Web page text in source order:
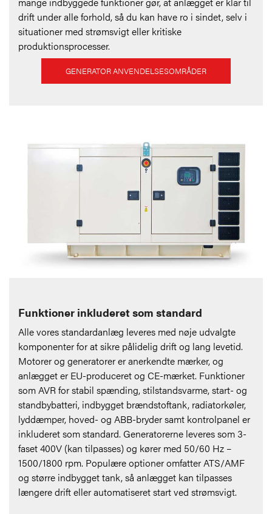
drift under alle forhold, så du kan have ro i sindet, selv i
situationer med strømsvigt eller kritiske
produktionsprocesser.
GENERATOR ANVENDELSESOMRÅDER
Funktioner inkluderet som standard
Alle vores standardanlæg leveres med nøje udvalgte
komponenter for at sikre pålidelig drift og lang levetid.
Motorer og generatorer er anerkendte mærker, og
anlægget er EU-produceret og CE-mærket. Funktioner
som AVR for stabil spænding, stilstandsvarme, start- og
standbybatteri, indbygget brændstoftank, radiatorkøler,
lyddæmper, hoved- og ABB-bryder samt kontrolpanel er
inkluderet som standard. Generatorerne leveres som 3-
faset 400V (kan tilpasses) og kører med 50/60 Hz –
1500/1800 rpm. Populære optioner omfatter ATS/AMF
og større indbygget tank, så anlægget kan tilpasses
længere drift eller automatiseret start ved strømsvigt.